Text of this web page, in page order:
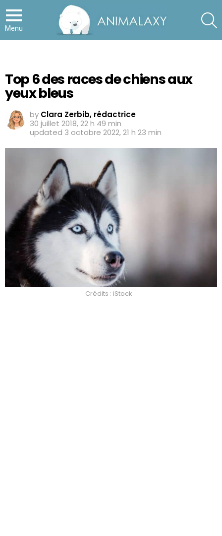
Menu
Top 6 des races de chiens aux
yeux bleus
by Clara Zerbib, rédactrice
30 juillet 2018, 22 h 49 min
updated 3 octobre 2022, 21 h 23 min
Crédits : iStock